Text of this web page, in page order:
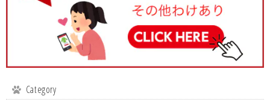
Category